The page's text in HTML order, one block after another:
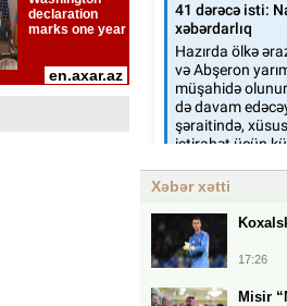
Xəbər xətti
17:26
Misir